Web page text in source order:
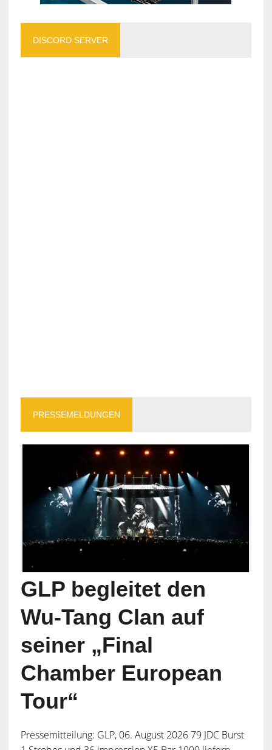
DISCORD SERVER
PRESSEMELDUNGEN
GLP begleitet den
Wu-Tang Clan auf
seiner „Final
Chamber European
Tour“
Pressemitteilung: GLP, 06. August 2026 79 JDC Burst